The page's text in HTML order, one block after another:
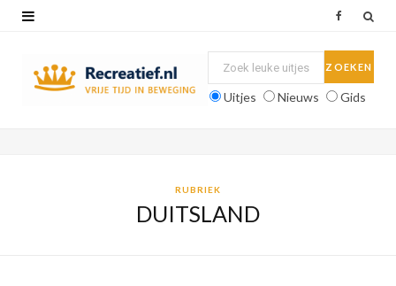
Uitjes Nieuws Gids
RUBRIEK
DUITSLAND